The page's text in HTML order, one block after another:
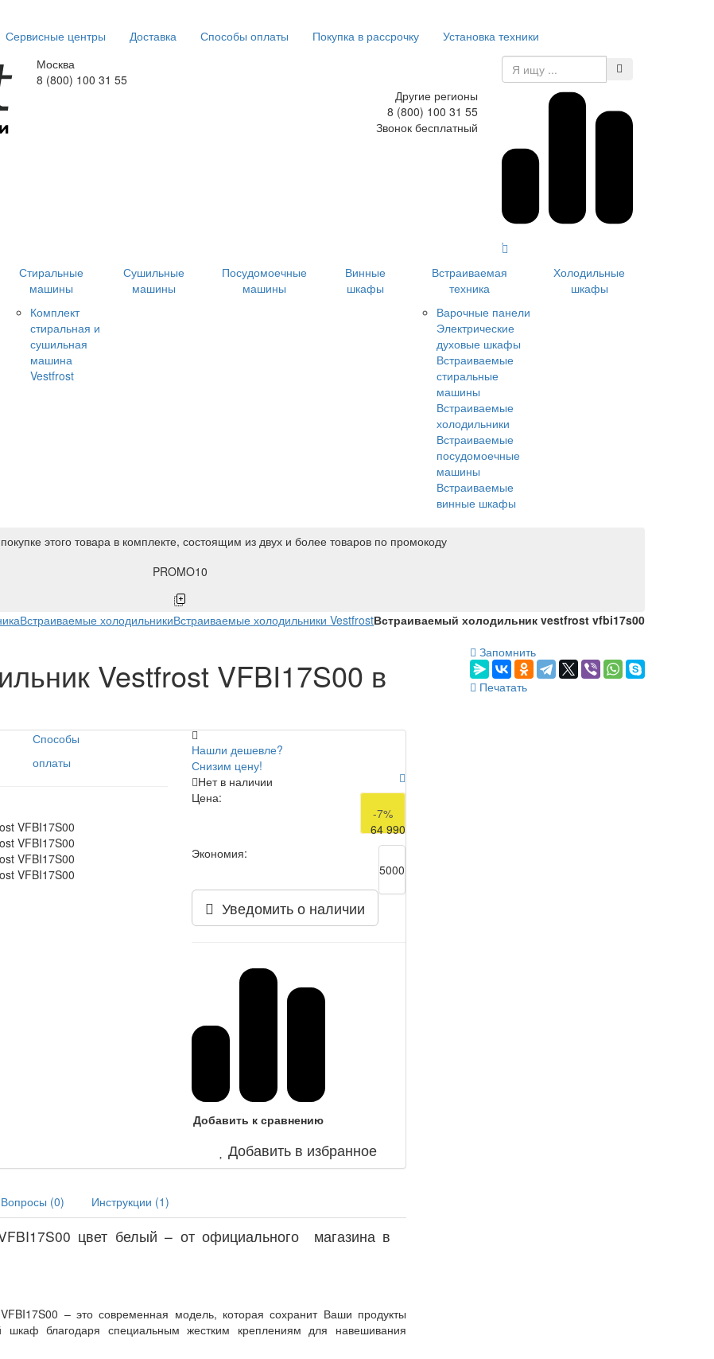
Сервисные центры Доставка Способы оплаты Покупка в рассрочку
Установка техники
Москва
8 (800) 100 31 55
Другие регионы
8 (800) 100 31 55
Звонок бесплатный
Стиральные
машины
Комплект
стиральная и
сушильная
машина
Vestfrost
Сушильные
машины
Посудомоечные
машины
Винные
шкафы
Встраиваемая
техника
Варочные панели
Электрические
духовые шкафы
Встраиваемые
стиральные
машины
Встраиваемые
холодильники
Встраиваемые
посудомоечные
машины
Встраиваемые
винные шкафы
Холодильные
шкафы
этого товара в комплекте, состоящим из двух и более товаров по промокоду
PROMO10
Встраиваемые холодильникиВстраиваемые холодильники VestfrostВстраиваемый холодильник vestfrost vfbi17s00
Vestfrost VFBI17S00 в
Запомнить
Печатать
Способы
оплаты
Нашли дешевле?
Снизим цену!
Нет в наличии
Цена:
69 990
-7%
64 990
Экономия:
5000
Уведомить о наличии
Добавить к сравнению
Добавить в избранное
Вопросы (0) Инструкции (1)
цвет белый – от официального магазина в
– это современная модель, которая сохранит Ваши продукты
шкаф благодаря специальным жестким креплениям для навешивания